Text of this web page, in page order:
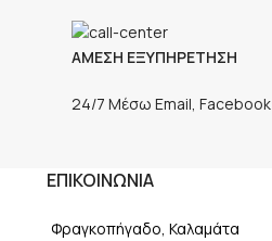
ΑΜΕΣΗ ΕΞΥΠΗΡΕΤΗΣΗ
24/7 Μέσω Email, Facebook
ΕΠΙΚΟΙΝΩΝΙΑ
Φραγκοπήγαδο, Καλαμάτα